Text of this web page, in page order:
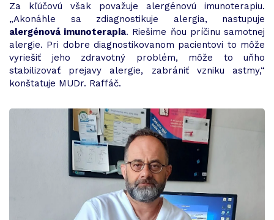
Za kľúčovú však považuje alergénovú imunoterapiu.
„Akonáhle sa zdiagnostikuje alergia, nastupuje
alergénová imunoterapia. Riešime ňou príčinu samotnej
alergie. Pri dobre diagnostikovanom pacientovi to môže
vyriešiť jeho zdravotný problém, môže to uňho
stabilizovať prejavy alergie, zabrániť vzniku astmy,“
konštatuje MUDr. Raffáč.